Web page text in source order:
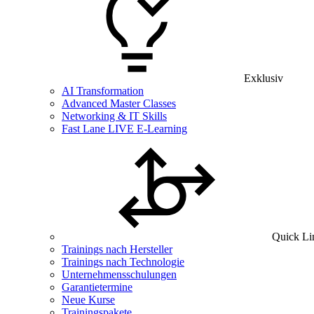
Exklusiv
AI Transformation
Advanced Master Classes
Networking & IT Skills
Fast Lane LIVE E-Learning
Quick
Trainings nach Hersteller
Trainings nach Technologie
Unternehmensschulungen
Garantietermine
Neue Kurse